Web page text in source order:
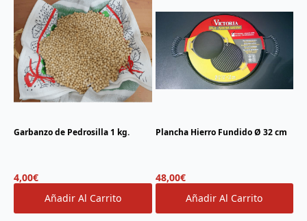
Garbanzo de Pedrosilla 1 kg.
4,00€
Añadir Al Carrito
Plancha Hierro Fundido Ø 32 cm
48,00€
Añadir Al Carrito